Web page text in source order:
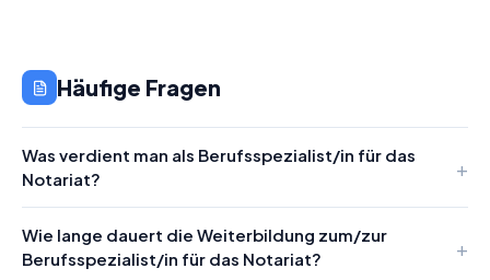
Häufige Fragen
Was verdient man als Berufsspezialist/in für das
Notariat?
Wie lange dauert die Weiterbildung zum/zur
Berufsspezialist/in für das Notariat?